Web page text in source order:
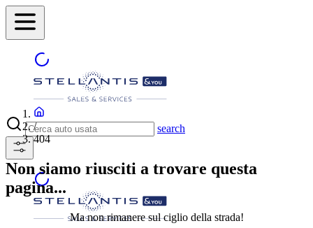
search
/
404
Non siamo riusciti a trovare questa
pagina...
Ma non rimanere sul ciglio della strada!